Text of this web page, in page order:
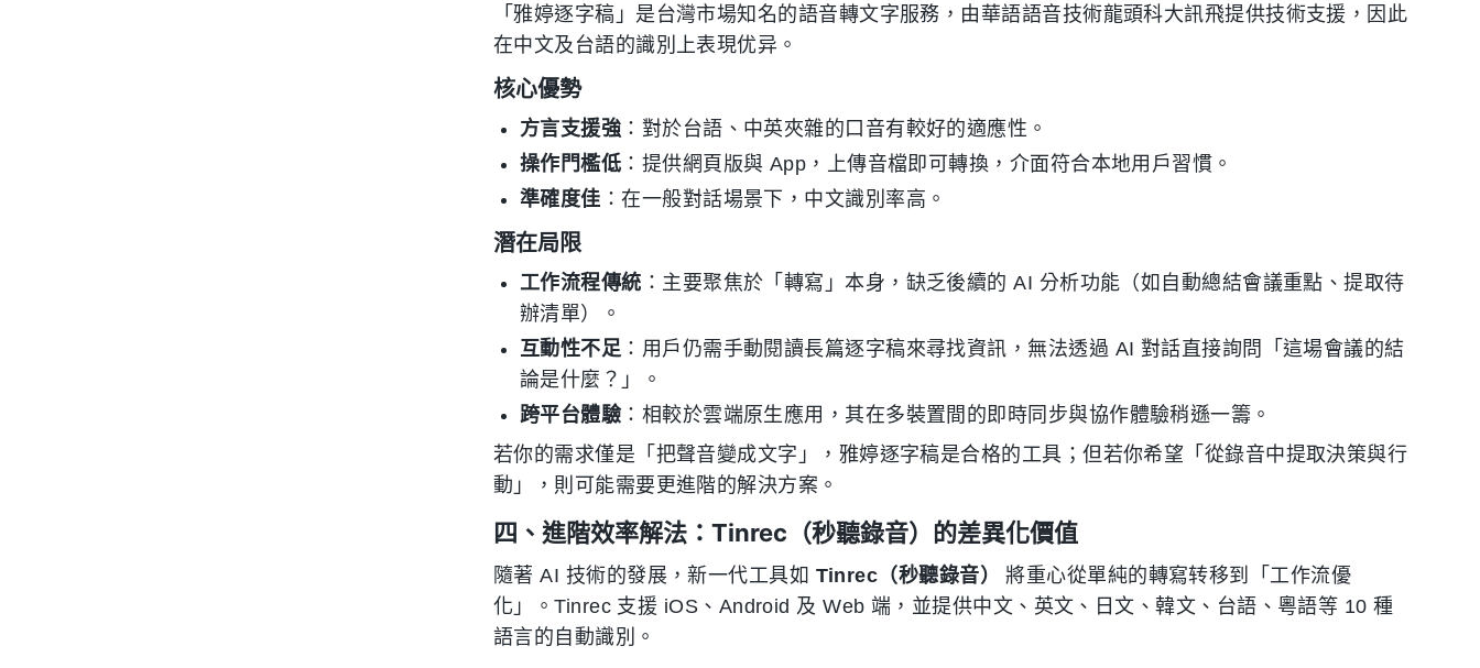
「雅婷逐字稿」是台灣市場知名的語音轉文字服務，由華語語音技術龍頭科大訊飛提供技術支援，因此
在中文及台語的識別上表現优异。
核心優勢
方言支援強 ：對於台語、中英夾雜的口音有較好的適應性。
操作門檻低 ：提供網頁版與 App，上傳音檔即可轉換，介面符合本地用戶習慣。
準確度佳 ：在一般對話場景下，中文識別率高。
潛在局限
工作流程傳統 ：主要聚焦於「轉寫」本身，缺乏後續的 AI 分析功能（如自動總結會議重點、提取待
辦清單）。
互動性不足：用戶仍需手動閱讀長篇逐字稿來尋找資訊，無法透過 AI 對話直接詢問「這場會議的結
論是什麼？」。
跨平台體驗 ：相較於雲端原生應用，其在多裝置間的即時同步與協作體驗稍遜一籌。
若你的需求僅是「把聲音變成文字」，雅婷逐字稿是合格的工具；但若你希望「從錄音中提取決策與行
動」，則可能需要更進階的解決方案。
四、進階效率解法：Tinrec（秒聽錄音）的差異化價值
隨著 AI 技術的發展，新一代工具如 Tinrec（秒聽錄音）
將重心從單純的轉寫转移到「工作流優
化」。Tinrec 支援 iOS、Android 及 Web 端，並提供中文、英文、日文、韓文、台語、粵語等 10 種
語言的自動識別。